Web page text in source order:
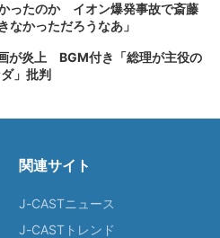
ったのか イオン爆発事故で斎藤
なかっただろうなあ」
が炎上 BGM付き「総理が主役の
」批判
関連サイト
J-CASTニュース
J-CASTトレンド